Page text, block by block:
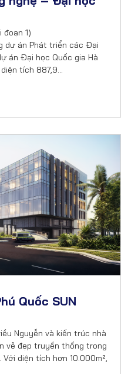
1)
dự án Phát triển các Đại
án Đại học Quốc gia Hà
tích 887,9…
Quốc SUN
Nguyễn và kiến trúc nhà
vẻ đẹp truyền thống trong
diện tích hơn 10.000m²,